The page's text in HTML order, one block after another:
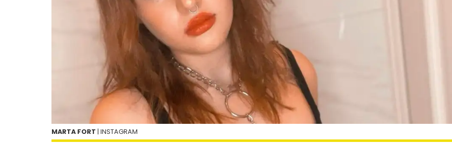
MARTA FORT | INSTAGRAM